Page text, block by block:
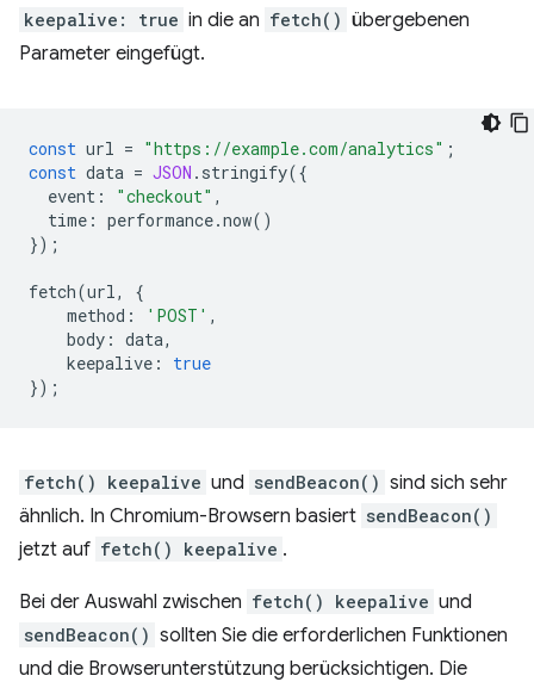
keepalive: true in die an fetch() übergebenen
Parameter eingefügt.
const url = "https://example.com/analytics" ;
const data = JSON . stringify({
event : "checkout" ,
time : performance.now()
});
fetch(url ,
{
method : 'POST' ,
body : data,
keepalive :
true
});
fetch() keepalive und sendBeacon() sind sich sehr
ähnlich. In Chromium-Browsern basiert sendBeacon()
jetzt auf fetch() keepalive .
Bei der Auswahl zwischen fetch() keepalive und
sendBeacon() sollten Sie die erforderlichen Funktionen
und die Browserunterstützung berücksichtigen. Die